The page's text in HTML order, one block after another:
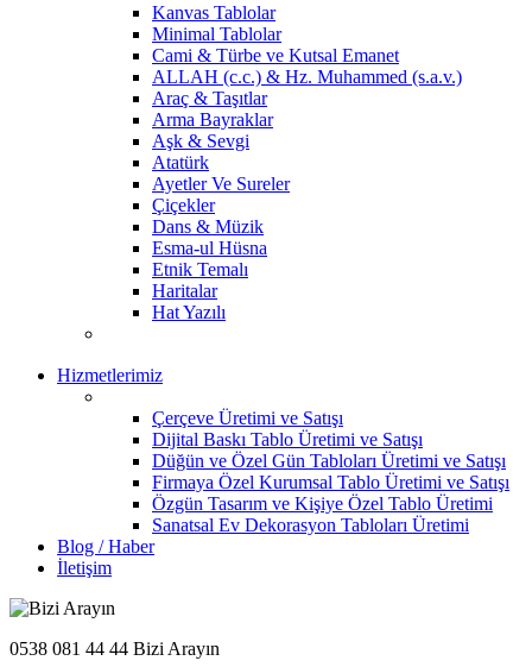
Kanvas Tablolar
Minimal Tablolar
Cami & Türbe ve Kutsal Emanet
ALLAH (c.c.) & Hz. Muhammed (s.a.v.)
Araç & Taşıtlar
Arma Bayraklar
Aşk & Sevgi
Atatürk
Ayetler Ve Sureler
Çiçekler
Dans & Müzik
Esma-ul Hüsna
Etnik Temalı
Haritalar
Hat Yazılı
Hizmetlerimiz
Çerçeve Üretimi ve Satışı
Dijital Baskı Tablo Üretimi ve Satışı
Düğün ve Özel Gün Tabloları Üretimi ve Satışı
Firmaya Özel Kurumsal Tablo Üretimi ve Satışı
Özgün Tasarım ve Kişiye Özel Tablo Üretimi
Sanatsal Ev Dekorasyon Tabloları Üretimi
Blog / Haber
İletişim
0538 081 44 44 Bizi Arayın